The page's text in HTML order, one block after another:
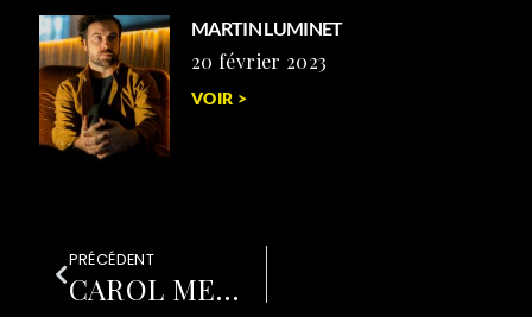
MARTIN LUMINET
20 février 2023
VOIR >
PRÉCÉDENT
CAROL MEYER